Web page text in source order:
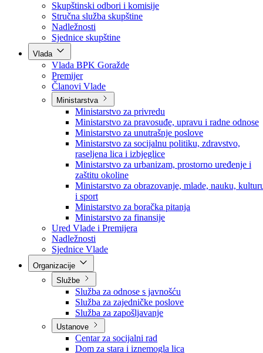
Poslanici po strankama
Poslanici po klubovima naroda
Kolegij skupštine
Skupštinski odbori i komisije
Stručna služba skupštine
Nadležnosti
Sjednice skupštine
Vlada
Vlada BPK Goražde
Premijer
Članovi Vlade
Ministarstva
Ministarstvo za privredu
Ministarstvo za pravosuđe, upravu i radne odnose
Ministarstvo za unutrašnje poslove
Ministarstvo za socijalnu politiku, zdravstvo,
raseljena lica i izbjeglice
Ministarstvo za urbanizam, prostorno uređenje i
zaštitu okoline
Ministarstvo za obrazovanje, mlade, nauku,
i sport
Ministarstvo za boračka pitanja
Ministarstvo za finansije
Ured Vlade i Premijera
Nadležnosti
Sjednice Vlade
Službe
Služba za odnose s javnošću
Služba za zajedničke poslove
Služba za zapošljavanje